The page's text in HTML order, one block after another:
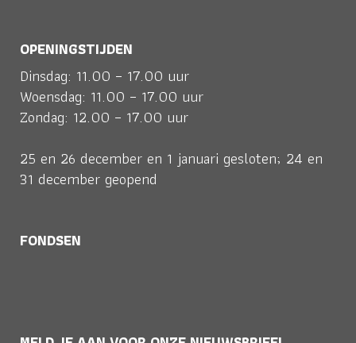
OPENINGSTIJDEN
Dinsdag: 11.00 – 17.00 uur
Woensdag: 11.00 – 17.00 uur
Zondag: 12.00 – 17.00 uur
25 en 26 december en 1 januari gesloten; 24 en
31 december geopend
FONDSEN